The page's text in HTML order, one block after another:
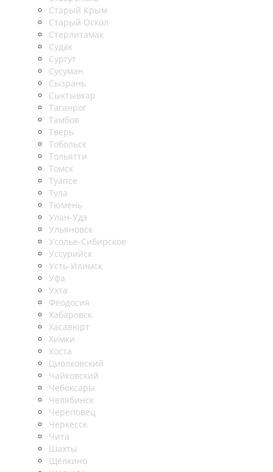
Старый Крым
Старый Оскол
Стерлитамак
Судак
Сургут
Сусуман
Сызрань
Сыктывкар
Таганрог
Тамбов
Тверь
Тобольск
Тольятти
Томск
Туапсе
Тула
Тюмень
Улан-Удэ
Ульяновск
Усолье-Сибирское
Уссурийск
Усть-Илимск
Уфа
Ухта
Феодосия
Хабаровск
Хасавюрт
Химки
Хоста
Циолковский
Чайковский
Чебоксары
Челябинск
Череповец
Черкесск
Чита
Шахты
Щёлкино